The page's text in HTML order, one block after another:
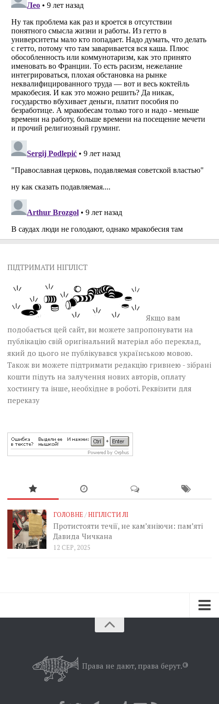
ПІДТРИМАТИ НІГІЛІСТ
Якщо вам
подобається цей сайт, ви можете запропонувати на
публікацію свій оригінальний матеріал або переклад,
який до цього не публікувався українською мовою.
Також ви можете підтримати редакцію гривнею - зібрані
кошти підуть на залучення нових авторів, оплату
хостингу та інше, необхідне в роботі. Реквізити для
переказу
ГОЛОВНЕ/НІГІЛІСТИ ЛІ
Протистояти течії, не кам’яніючи: пам’яті
Давида Чичкана
12 СЕР, 2025
Позиція
Права не дают, права берут.©